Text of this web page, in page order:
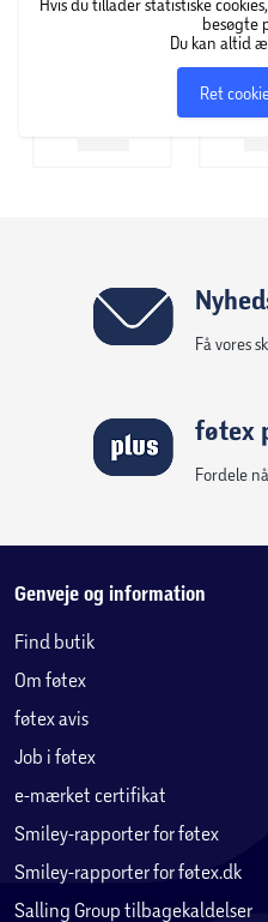
Hvis du tillader statistiske
besøgte
Du kan altid
Ret
Få vores
føtex
Fordele
Genveje og information
Find butik
Om føtex
føtex avis
Job i føtex
e-mærket certifikat
Smiley-rapporter for føtex
Smiley-rapporter for føtex.dk
Salling Group tilbagekaldelser